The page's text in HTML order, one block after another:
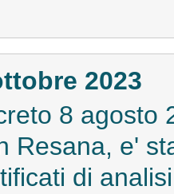
2023
8 agosto
Resana, e'
di